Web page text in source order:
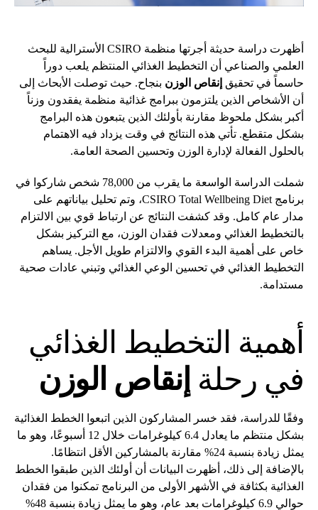
أظهرت دراسة حديثة أجرتها منظمة CSIRO الأسترالية للبحث
العلمي والصناعي أن التخطيط الغذائي المنتظم يلعب دوراً
حاسماً في تحقيق إنقاص الوزن بنجاح. حيث توصلت الأبحاث إلى
أن الأشخاص الذين يلتزمون ببرامج غذائية منظمة يفقدون وزناً
أكبر بشكل ملحوظ مقارنة بأولئك الذين يتبعون هذه البرامج
بشكل متقطع. تأتي هذه النتائج في وقت يزداد فيه الاهتمام
بالحلول الفعالة لإدارة الوزن وتحسين الصحة العامة.
شملت الدراسة الواسعة ما يقرب من 78,000 شخص شاركوا في
برنامج CSIRO Total Wellbeing Diet، وتم تحليل بياناتهم على
مدار عام كامل. وقد كشفت النتائج عن ارتباط قوي بين الالتزام
بالتخطيط الغذائي ومعدلات فقدان الوزن، مع التركيز بشكل
خاص على أهمية البدء القوي والالتزام طويل الأجل. يساهم
التخطيط الغذائي في تحسين الوعي الغذائي وتبني عادات صحية
مستدامة.
أهمية التخطيط الغذائي
في رحلة إنقاص الوزن
وفقًا للدراسة، فقد خسر المشاركون الذين اتبعوا الخطط الغذائية
بشكل منتظم ما يعادل 6.4 كيلوغرامات خلال 12 أسبوعًا، وهو ما
يمثل زيادة بنسبة 24% مقارنة بالمشاركين الأقل انتظامًا.
بالإضافة إلى ذلك، أظهرت البيانات أن أولئك الذين طبقوا الخطط
الغذائية بكثافة في الأشهر الأولى من البرنامج تمكنوا من فقدان
حوالي 6.9 كيلوغرامات بعد عام، وهو ما يمثل زيادة بنسبة 48%